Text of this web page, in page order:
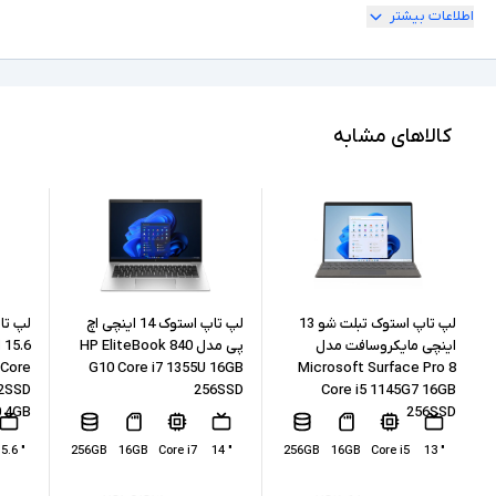
امکان چرخش
نسل پردازنده
16GB
حافظه داخلی 512GB
نوع حافظه داخلی SSD
پردازنده گرافیکی Intel Graphics
اطلاعات بیشتر
کالاهای مشابه
لپ تاپ استوک تبلت شو 13
اینچی مایکروسافت مدل
Microsoft Surface Pro 8
Core i5 1145G7 16GB
256SSD
" 13
Core i5
16GB
256GB
لپ تاپ استوک 14 اینچی اچ
پی مدل HP EliteBook 840
G10 Core i7 1355U 16GB
256SSD
" 14
Core i7
16GB
256GB
لپ
" 15.6